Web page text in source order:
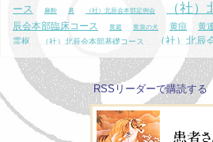
ース
麻酔 鼻 （社）北辰会本部定例会 （社
辰会本部臨床コース
黄庭 黄泉の犬 黄疸 黄
霊枢
（社）北辰会本部基礎コース （社）北辰
辰会定例会
黄疸病脉証治 （般社）北辰会関東支
スタンダードコース
（一社）日本東洋医学
社）北辰会
（一社）北辰会エキスパートコース大
RSSリーダーで購読する